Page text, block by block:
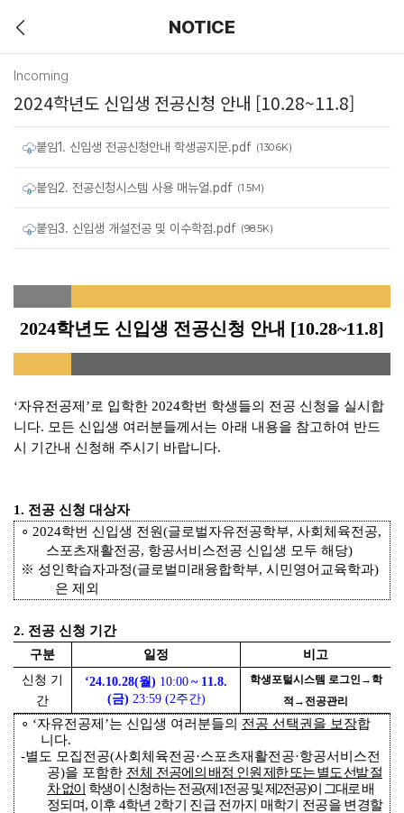
NOTICE
Incoming
2024학년도 신입생 전공신청 안내 [10.28~11.8]
붙임1. 신입생 전공신청안내 학생공지문.pdf (130.6K)
붙임2. 전공신청시스템 사용 매뉴얼.pdf (1.5M)
붙임3. 신입생 개설전공 및 이수학점.pdf (98.5K)
2024학년도 신입생 전공신청 안내 [10.28~11.8]
‘자유전공제 ’로 입학한 2024학번 학생들의 전공 신청을 실시합
니다. 모든 신입생 여러분들께서는 아래 내용을 참고하여 반드
시 기간내 신청해 주시기 바랍니다.
1. 전공 신청 대상자
∘ 2024학번 신입생 전원(글로벌자유전공학부, 사회체육전공,
스포츠재활전공, 항공서비스전공 신입생 모두 해당)
※ 성인학습자과정(글로벌미래융합학부, 시민영어교육학과)
은 제외
2. 전공 신청 기간
구분 일정
비고
신청 기
간
‘24.10.28(월) 10:00 ~ 11.8.
(금) 23:59 (2주간)
학생포털시스템 로그인 → 학
적 → 전공관리
∘ ‘자유전공제 ’는 신입생 여러분들의 전공 선택권을 보장합
니다.
-별도 모집전공(사회체육전공·스포츠재활전공·항공서비스전
공)을 포함한 전체 전공에의 배정 인원 제한 또는 별도 선발 절
차 없이 학생이 신청하는 전공(제 1전공및제 2전공)이 그대로 배
정되며, 이후 4학년 2학기 진급 전까지 매학기 전공을 변경할